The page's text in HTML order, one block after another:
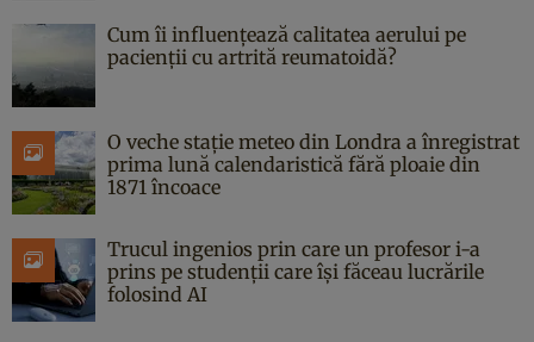
Cum îi influențează calitatea aerului pe
pacienții cu artrită reumatoidă?
O veche stație meteo din Londra a înregistrat
prima lună calendaristică fără ploaie din
1871 încoace
Trucul ingenios prin care un profesor i-a
prins pe studenții care își făceau lucrările
folosind AI